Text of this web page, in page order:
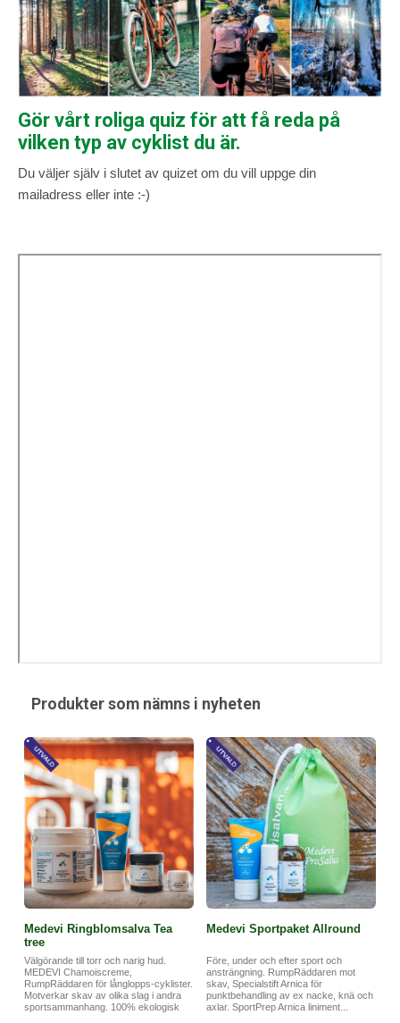
Gör vårt roliga quiz för att få reda på
vilken typ av cyklist du är.
Du väljer själv i slutet av quizet om du vill uppge din
mailadress eller inte :-)
Produkter som nämns i nyheten
Medevi Ringblomsalva Tea
tree
Välgörande till torr och narig hud.
MEDEVI Chamoiscreme,
RumpRäddaren för långlopps-cyklister.
Motverkar skav av olika slag i andra
sportsammanhang. 100% ekologisk
Medevi Sportpaket Allround
Före, under och efter sport och
ansträngning. RumpRäddaren mot
skav, Specialstift Arnica för
punktbehandling av ex nacke, knä och
axlar. SportPrep Arnica liniment...